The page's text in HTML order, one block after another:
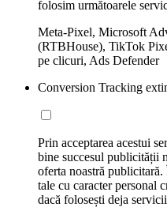
folosim următoarele
Meta-Pixel, Microsoft
(RTBHouse), TikTok
pe clicuri, Ads Defender
Conversion Tracking
Prin acceptarea acestui
bine succesul publicității
oferta noastră
tale cu caracter personal
dacă folosești deja